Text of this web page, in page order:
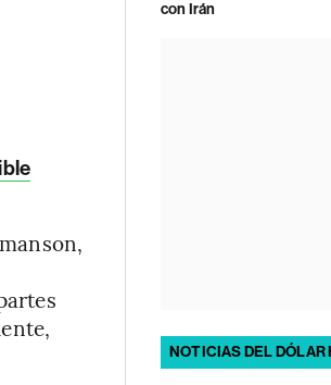
con Irán
NOTICIAS DEL DÓLAR